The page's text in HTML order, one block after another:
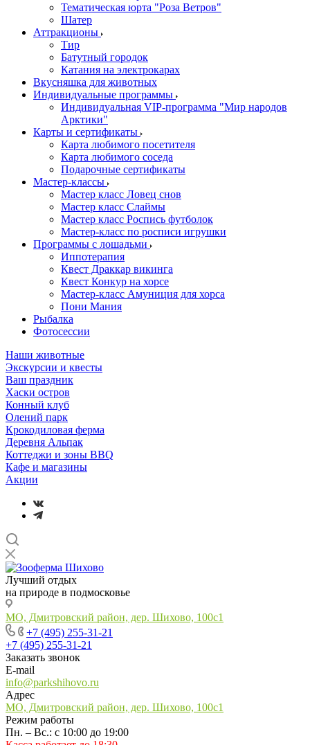
Тематическая юрта "Роза Ветров"
Шатер
Аттракционы
Тир
Батутный городок
Катания на электрокарах
Вкусняшка для животных
Индивидуальные программы
Индивидуальная VIP-программа "Мир народов
Арктики"
Карты и сертификаты
Карта любимого посетителя
Карта любимого соседа
Подарочные сертификаты
Мастер-классы
Мастер класс Ловец снов
Мастер класс Слаймы
Мастер класс Роспись футболок
Мастер-класс по росписи игрушки
Программы с лошадьми
Иппотерапия
Квест Драккар викинга
Квест Конкур на хорсе
Мастер-класс Амуниция для хорса
Пони Мания
Рыбалка
Фотосессии
Наши животные
Экскурсии и квесты
Ваш праздник
Хаски остров
Конный клуб
Олений парк
Крокодиловая ферма
Деревня Альпак
Коттеджи и зоны BBQ
Кафе и магазины
Акции
Лучший отдых
на природе в подмосковье
МО, Дмитровский район, дер. Шихово, 100с1
+7 (495) 255-31-21
+7 (495) 255-31-21
Заказать звонок
E-mail
info@parkshihovo.ru
Адрес
МО, Дмитровский район, дер. Шихово, 100с1
Режим работы
Пн. – Вс.: с 10:00 до 19:00